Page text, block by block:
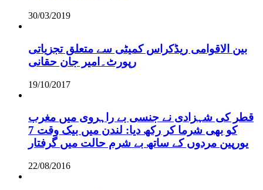
30/03/2019
بین الاقوامی ریڈکراس کمیٹی سے متعلق تجزیاتی
رپورٹ۔امیر جان حقانی
19/10/2017
قطر کی شہزادی نے جنسی بے راہروی میں مغرب
کو بھی شرما کر رکھ دیا: لندن میں بیک وقت 7
یورپین مردوں کے ساتھ بے شرم حالت میں گرفتار
22/08/2016